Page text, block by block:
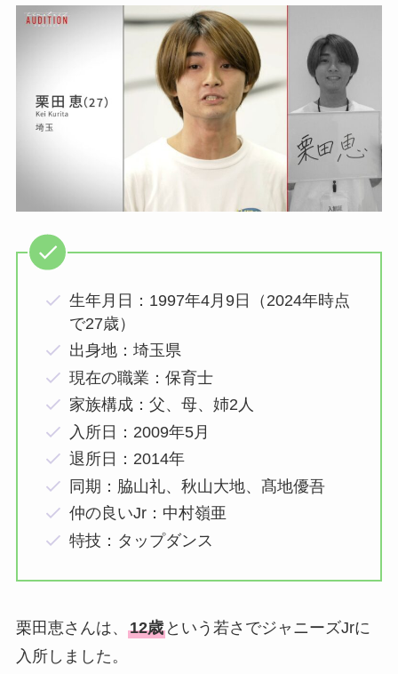
生年月日：1997年4月9日（2024年時点
で27歳）
出身地：埼玉県
現在の職業：保育士
家族構成：父、母、姉2人
入所日：2009年5月
退所日：2014年
同期：脇山礼、秋山大地、髙地優吾
仲の良いJr：中村嶺亜
特技：タップダンス
栗田恵さんは、 12歳という若さでジャニーズJrに
入所しました。